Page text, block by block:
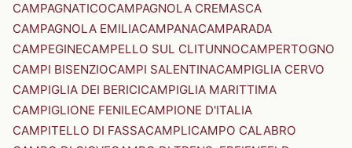
CAMPAGNATICOCAMPAGNOLA CREMASCA
CAMPAGNOLA EMILIACAMPANACAMPARADA
CAMPEGINECAMPELLO SUL CLITUNNOCAMPERTOGNO
CAMPI BISENZIOCAMPI SALENTINACAMPIGLIA CERVO
CAMPIGLIA DEI BERICICAMPIGLIA MARITTIMA
CAMPIGLIONE FENILECAMPIONE D'ITALIA
CAMPITELLO DI FASSACAMPLICAMPO CALABRO